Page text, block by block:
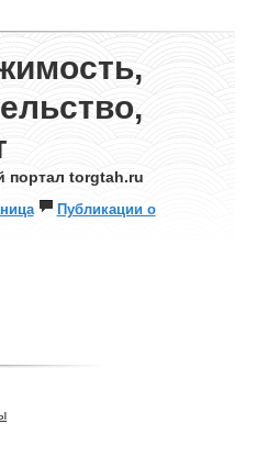
портал torgtah.ru
Публикации о